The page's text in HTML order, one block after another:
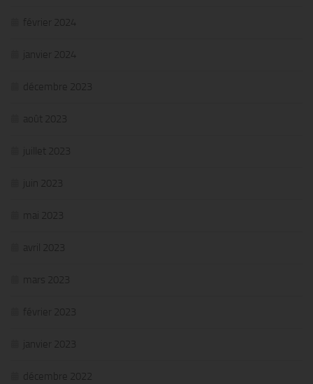
février 2024
janvier 2024
décembre 2023
août 2023
juillet 2023
juin 2023
mai 2023
avril 2023
mars 2023
février 2023
janvier 2023
décembre 2022